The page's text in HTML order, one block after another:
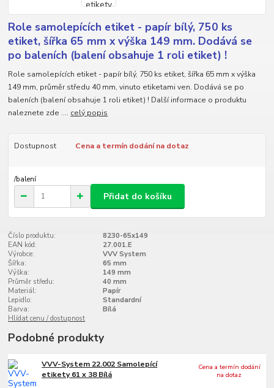
Role samolepících etiket - papír bílý, 750 ks
etiket, šířka 65 mm x výška 149 mm. Dodává se
po baleních (balení obsahuje 1 roli etiket) !
Role samolepících etiket - papír bílý, 750 ks etiket, šířka 65 mm x výška
149 mm, průměr středu 40 mm, vinuto etiketami ven. Dodává se po
baleních (balení obsahuje 1 roli etiket) ! Další informace o produktu
naleznete zde .... celý popis
Dostupnost Cena a termín dodání na dotaz
/balení
Přidat do košíku
Číslo produktu:
8230-65x149
EAN kód:
27.001.E
Výrobce:
VVV System
Šířka:
65 mm
Výška:
149 mm
Průměr středu:
40 mm
Materiál:
Papír
Lepidlo:
Standardní
Barva:
Bílá
Hlídat cenu / dostupnost
Podobné produkty
VVV-System 22.002 Samolepící
etikety 61 x 38 Bílá
Cena a termín dodání
na dotaz